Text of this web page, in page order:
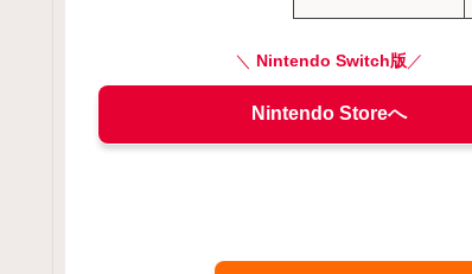
＼ Nintendo Switch版／
Nintendo Storeへ